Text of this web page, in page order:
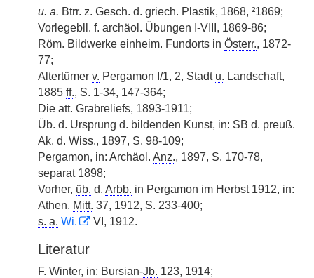
u. a. Btrr. z. Gesch. d. griech. Plastik, 1868, ²1869;
Vorlegebll. f. archäol. Übungen I-VIII, 1869-86;
Röm. Bildwerke einheim. Fundorts in Österr., 1872-
77;
Altertümer v. Pergamon I/1, 2, Stadt u. Landschaft,
1885 ff., S. 1-34, 147-364;
Die att. Grabreliefs, 1893-1911;
Üb. d. Ursprung d. bildenden Kunst, in: SB d. preuß.
Ak. d. Wiss., 1897, S. 98-109;
Pergamon, in: Archäol. Anz., 1897, S. 170-78,
separat 1898;
Vorher, üb. d. Arbb. in Pergamon im Herbst 1912, in:
Athen. Mitt. 37, 1912, S. 233-400;
s. a. Wi. VI, 1912.
Literatur
F. Winter, in: Bursian-Jb. 123, 1914;